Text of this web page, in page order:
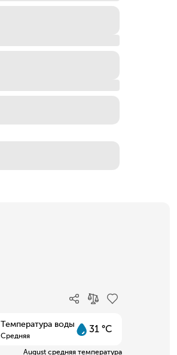
Температура воды
Средняя
31 °C
August средняя температура